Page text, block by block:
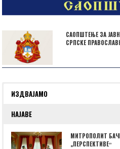
САОПШТЕЊЕ ЗА
СРПСКЕ
ИЗДВАЈАМО
НАЈАВЕ
МИТРОПОЛИТ
„ПЕРСПЕКТИВЕˮ